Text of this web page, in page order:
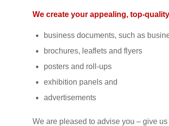
We create your appealing, top-
business documents, such as
brochures, leaflets and flyers
posters and roll-ups
exhibition panels and
advertisements
We are pleased to advise you – give